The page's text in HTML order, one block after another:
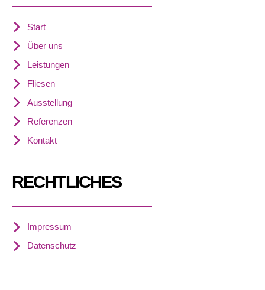
Start
Über uns
Leistungen
Fliesen
Ausstellung
Referenzen
Kontakt
RECHTLICHES
Impressum
Datenschutz